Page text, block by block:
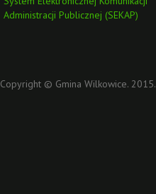
Administracji Publicznej (SEKAP)
Copyright © Gmina Wilkowice. 2015.